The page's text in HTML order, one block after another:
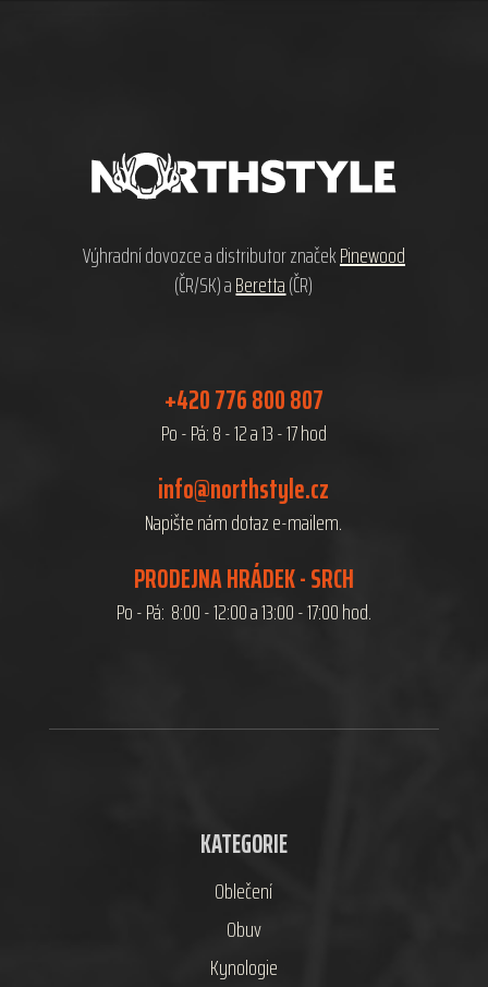
Výhradní dovozce a distributor značekPinewood
(ČR/SK) aBeretta(ČR)
+420 776 800 807
Po - Pá: 8 - 12 a 13 - 17 hod
info@northstyle.cz
Napište nám dotaz e-mailem.
PRODEJNA HRÁDEK - SRCH
Po - Pá: 8:00 - 12:00 a 13:00 - 17:00 hod.
KATEGORIE
Oblečení
Obuv
Kynologie